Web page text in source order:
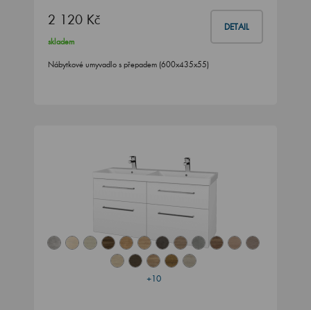
2 120 Kč DETAIL
skladem
Nábytkové umyvadlo s přepadem (600x435x55)
+10